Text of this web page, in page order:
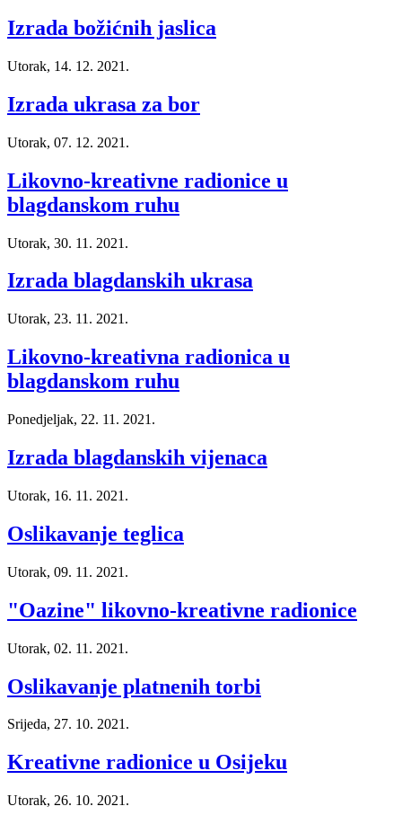
Izrada božićnih jaslica
Utorak, 14. 12. 2021.
Izrada ukrasa za bor
Utorak, 07. 12. 2021.
Likovno-kreativne radionice u
blagdanskom ruhu
Utorak, 30. 11. 2021.
Izrada blagdanskih ukrasa
Utorak, 23. 11. 2021.
Likovno-kreativna radionica u
blagdanskom ruhu
Ponedjeljak, 22. 11. 2021.
Izrada blagdanskih vijenaca
Utorak, 16. 11. 2021.
Oslikavanje teglica
Utorak, 09. 11. 2021.
"Oazine" likovno-kreativne radionice
Utorak, 02. 11. 2021.
Oslikavanje platnenih torbi
Srijeda, 27. 10. 2021.
Kreativne radionice u Osijeku
Utorak, 26. 10. 2021.